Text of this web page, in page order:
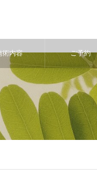
術内容 ご予約
wp-content/themes/